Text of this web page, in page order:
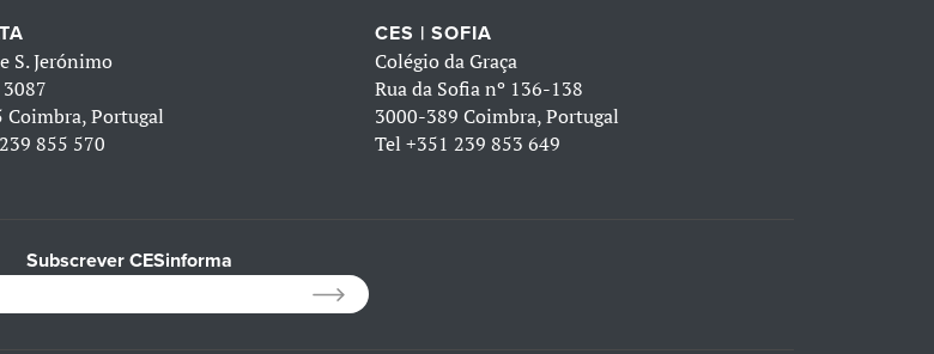
S. Jerónimo
Coimbra, Portugal
855 570
CES | SOFIA
Colégio da Graça
Rua da Sofia nº 136-138
3000-389 Coimbra, Portugal
Tel +351 239 853 649
Subscrever CESinforma